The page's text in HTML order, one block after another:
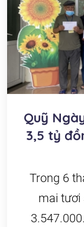
Quỹ
3,5 tỷ
Trong 6
mai tươi